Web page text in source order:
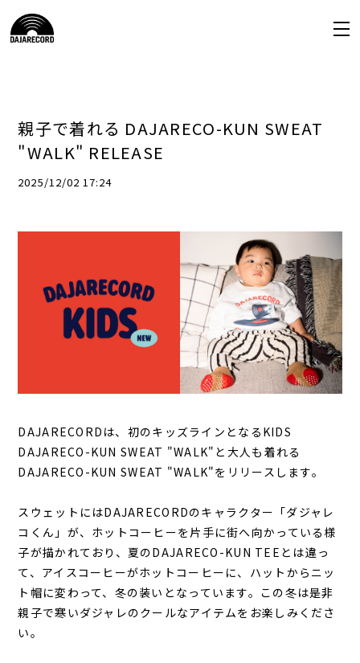
親子で着れる DAJARECO-KUN SWEAT
"WALK" RELEASE
2025/12/02 17:24
DAJARECORDは、初のキッズラインとなるKIDS
DAJARECO-KUN SWEAT "WALK"と大人も着れる
DAJARECO-KUN SWEAT "WALK"をリリースします。
スウェットにはDAJARECORDのキャラクター「ダジャレ
コくん」が、ホットコーヒーを片手に街へ向かっている様
子が描かれており、夏のDAJARECO-KUN TEEとは違っ
て、アイスコーヒーがホットコーヒーに、ハットからニッ
ト帽に変わって、冬の装いとなっています。この冬は是非
親子で寒いダジャレのクールなアイテムをお楽しみくださ
い。